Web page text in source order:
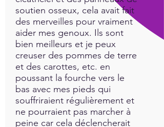
soutien osseux, cela avait fait
des merveilles pour vraiment
aider mes genoux. Ils sont
bien meilleurs et je peux
creuser des pommes de terre
et des carottes, etc. en
poussant la fourche vers le
bas avec mes pieds qui
souffriraient régulièrement et
ne pourraient pas marcher à
peine car cela déclencherait